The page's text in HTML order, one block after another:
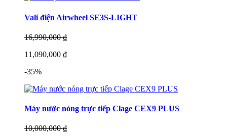
Vali điện Airwheel SE3S-LIGHT
16,990,000 ₫
11,090,000 ₫
-35%
Máy nước nóng trực tiếp Clage CEX9 PLUS
10,000,000 ₫